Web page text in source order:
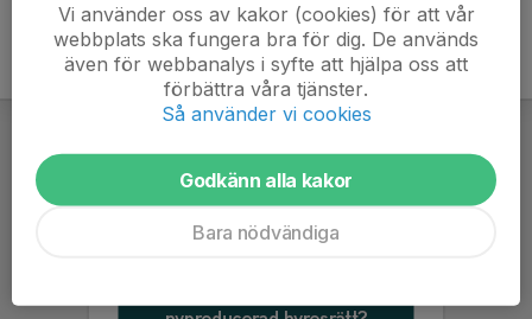
Vi använder oss av kakor (cookies) för att vår
webbplats ska fungera bra för dig. De används
även för webbanalys i syfte att hjälpa oss att
förbättra våra tjänster.
Så använder vi cookies
Godkänn alla kakor
Bara nödvändiga